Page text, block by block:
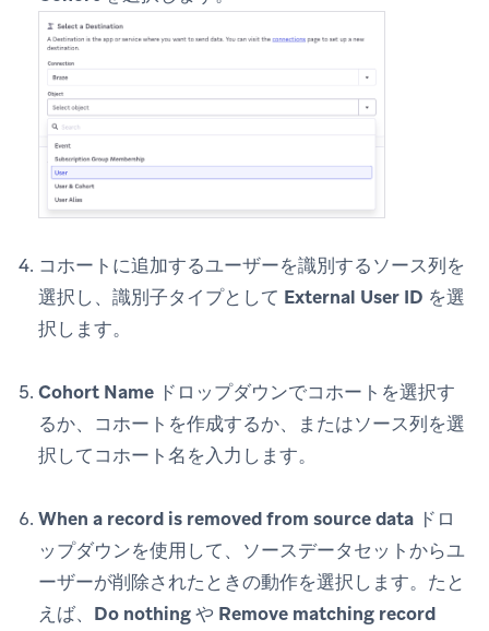
コホートに追加するユーザーを識別するソース列を
選択し、 識別子タイプとして External User ID を選
択します。
Cohort Name ドロップダウンでコホートを選択す
るか、コホートを作成するか、またはソース列を選
択してコホート名を入力します。
When a record is removed from source data ドロ
ップダウンを使用して、ソースデータセットからユ
ーザーが削除されたときの動作を選択します。たと
えば、 Do nothingや Remove matching record